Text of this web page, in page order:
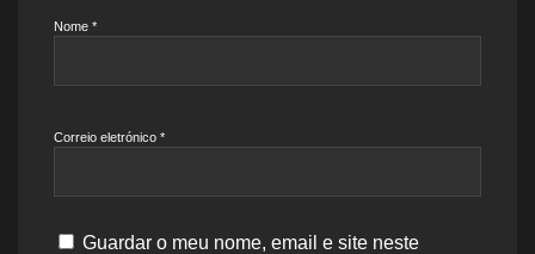
Nome *
Correio eletrónico *
Guardar o meu nome, email e site neste